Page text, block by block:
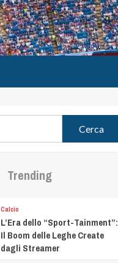
Trending
Calcio
L’Era dello “Sport-Tainment”:
Il Boom delle Leghe Create
dagli Streamer